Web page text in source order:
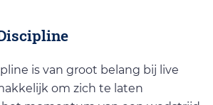
is van groot belang bij live
om zich te laten